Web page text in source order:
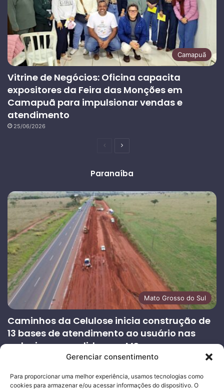
Gerenciar consentimento
Para proporcionar uma melhor experiência, usamos tecnologias como
cookies para armazenar e/ou acessar informações do dispositivo. O
Camapuã
Vitrine de Negócios: Oficina capacita
expositores da Feira das Monções em
Camapuã para impulsionar vendas e
atendimento
25/06/2026
PáginaPróxima
Paranaíba
Mato Grosso do Sul
Caminhos da Celulose inicia construção de
13 bases de atendimento ao usuário nas
rodovias concedidas em MS
PáginaPróxima